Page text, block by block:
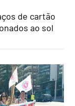
de cartão
ao sol